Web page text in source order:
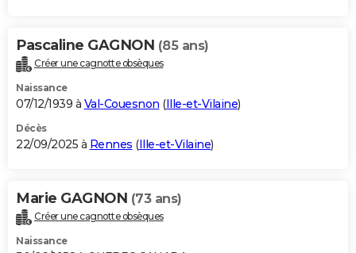
Pascaline GAGNON (85 ans)
Créer une cagnotte obsèques
Naissance
07/12/1939 à Val-Couesnon (Ille-et-Vilaine)
Décès
22/09/2025 à Rennes (Ille-et-Vilaine)
Marie GAGNON (73 ans)
Créer une cagnotte obsèques
Naissance